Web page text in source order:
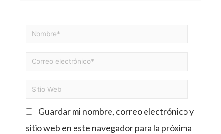
Guardar mi nombre, correo electrónico y
sitio web en este navegador para la próxima